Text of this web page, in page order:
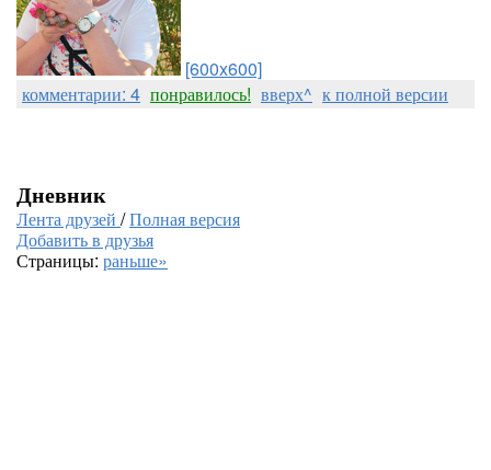
[600x600]
комментарии: 4 понравилось! вверх^ к полной версии
Дневник
Лента друзей /Полная версия
Добавить в друзья
Страницы: раньше»